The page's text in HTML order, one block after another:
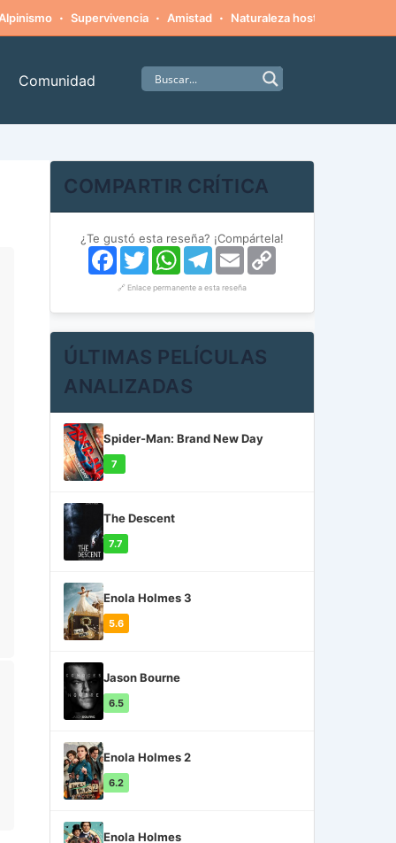
Alpinismo · Supervivencia · Amistad · Naturaleza hostil
Comunidad
COMPARTIR CRÍTICA
¿Te gustó esta reseña? ¡Compártela!
Facebook
TwitterWhatsApp
Telegram
Email
🔗 Enlace permanente a esta reseña
ÚLTIMAS PELÍCULAS
ANALIZADAS
Spider-Man: Brand New Day
7
The Descent
7.7
Enola Holmes 3
5.6
Jason Bourne
6.5
Enola Holmes 2
6.2
Enola Holmes